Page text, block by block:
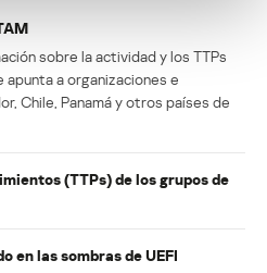
sobre la actividad y los TTPs
apunta a organizaciones e
Chile, Panamá y otros países de
(TTPs) de los grupos de
en las sombras de UEFI